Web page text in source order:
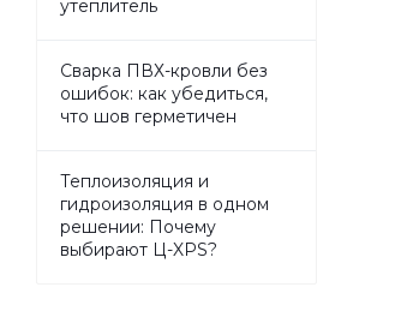
утеплитель
Сварка ПВХ-кровли без
ошибок: как убедиться,
что шов герметичен
Теплоизоляция и
гидроизоляция в одном
решении: Почему
выбирают Ц-XPS?